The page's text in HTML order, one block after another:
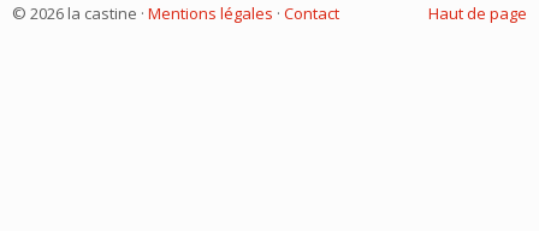
Haut de page
© 2026 la castine · Mentions légales · Contact